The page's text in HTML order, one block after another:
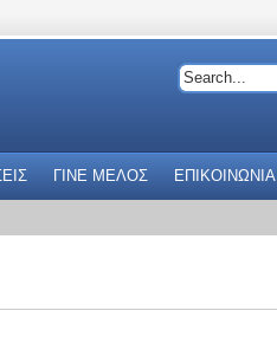
ΓΙΝΕ ΜΕΛΟΣ ΕΠΙΚΟΙΝΩΝΙΑ